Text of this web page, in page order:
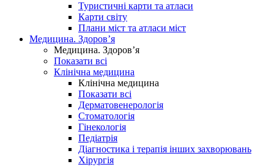
Туристичні карти та атласи
Карти світу
Плани міст та атласи міст
Медицина. Здоров’я
Медицина. Здоров’я
Показати всі
Клінічна медицина
Клінічна медицина
Показати всі
Дерматовенерологія
Стоматологія
Гінекологія
Педіатрія
Діагностика і терапія інших захворювань
Хірургія